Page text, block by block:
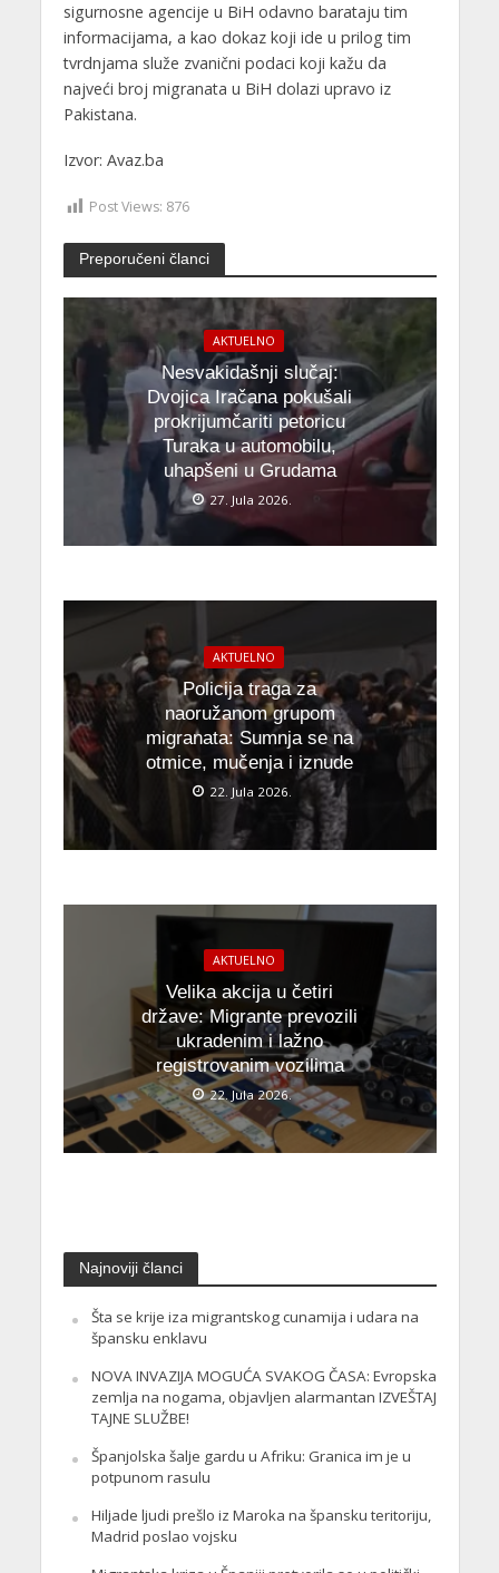
sigurnosne agencije u BiH odavno barataju tim
informacijama, a kao dokaz koji ide u prilog tim
tvrdnjama služe zvanični podaci koji kažu da
najveći broj migranata u BiH dolazi upravo iz
Pakistana.
Izvor: Avaz.ba
Post Views: 876
Preporučeni članci
AKTUELNO
Nesvakidašnji slučaj:
Dvojica Iračana pokušali
prokrijumčariti petoricu
Turaka u automobilu,
uhapšeni u Grudama
27. Jula 2026.
AKTUELNO
Policija traga za
naoružanom grupom
migranata: Sumnja se na
otmice, mučenja i iznude
22. Jula 2026.
AKTUELNO
Velika akcija u četiri
države: Migrante prevozili
ukradenim i lažno
registrovanim vozilima
22. Jula 2026.
Najnoviji članci
Šta se krije iza migrantskog cunamija i udara na
špansku enklavu
NOVA INVAZIJA MOGUĆA SVAKOG ČASA: Evropska
zemlja na nogama, objavljen alarmantan IZVEŠTAJ
TAJNE SLUŽBE!
Španjolska šalje gardu u Afriku: Granica im je u
potpunom rasulu
Hiljade ljudi prešlo iz Maroka na špansku teritoriju,
Madrid poslao vojsku